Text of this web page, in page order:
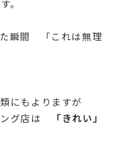
。
瞬間 「これは無理
にもよりますが
グ店は
「きれい」